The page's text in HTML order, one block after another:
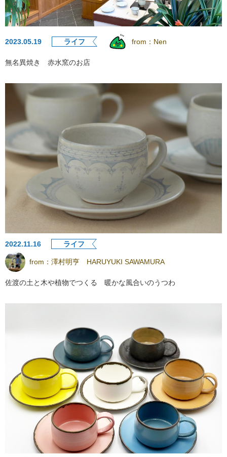
2023.05.19 ライフ from： Nen
無名異焼き 赤水窯のお店
2022.11.16 ライフ
from： 澤村明亨 HARUYUKI SAWAMURA
佐渡の土と木や植物でつくる 暖かな風合いのうつわ